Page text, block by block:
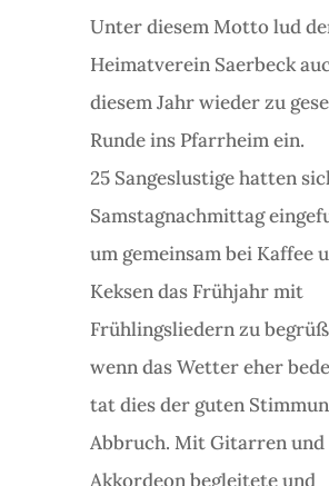
Unter diesem Motto lud
Heimatverein Saerbeck
diesem Jahr wieder zu
Runde ins Pfarrheim ein.
25 Sangeslustige hatten
Samstagnachmittag
um gemeinsam bei Kaffee
Keksen das Frühjahr mit
Frühlingsliedern zu
wenn das Wetter eher
tat dies der guten
Abbruch. Mit Gitarren und
Akkordeon begleitete und